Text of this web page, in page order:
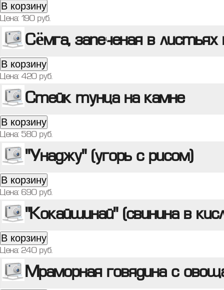
В корзину
Цена: 190 руб.
Сёмга, запеченая в листьях
В корзину
Цена: 420 руб.
Стейк тунца на камне
В корзину
Цена: 580 руб.
"Унаджу" (угорь с рисом)
В корзину
Цена: 690 руб.
"Кокайшинай" (свинина в
В корзину
Цена: 240 руб.
Мраморная говядина с